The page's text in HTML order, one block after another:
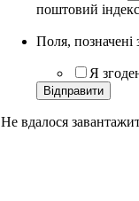
поштовий індекс
Поля, позначені
Я
Відправити
Не вдалося